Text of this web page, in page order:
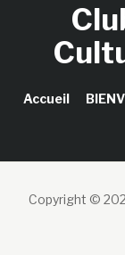
Accueil
Copyright ©